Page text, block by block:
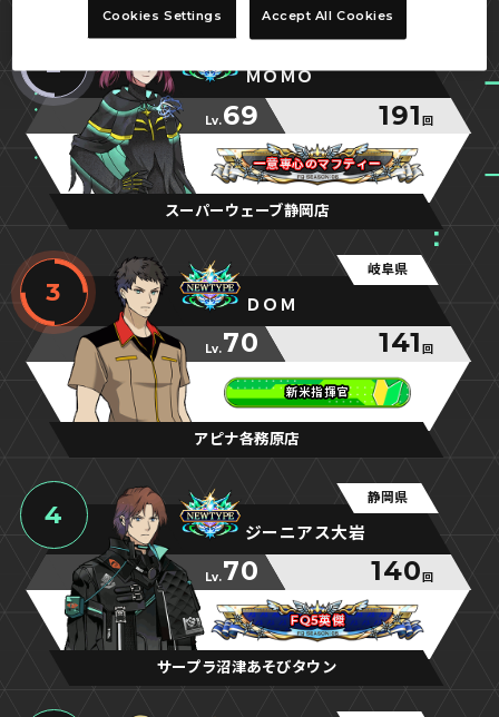
2
静岡県
ＭＯＭＯ
Lv.69 191 回
一意専心のマフティー
一意専心のマフティー
一意専心のマフティー
スーパーウェーブ静岡店
3
岐阜県
ＤＯＭ
Lv.70 141 回
新米指揮官
新米指揮官
新米指揮官
アピナ各務原店
4
静岡県
ジーニアス大岩
Lv.70 140 回
FQ5英傑
FQ5英傑
FQ5英傑
サープラ沼津あそびタウン
Cookies Settings Accept All Cookies